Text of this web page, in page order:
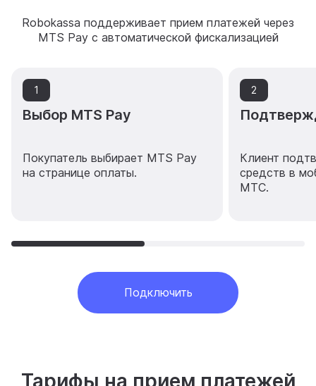
Robokassa поддерживает прием платежей через
MTS Pay с автоматической фискализацией
1
Выбор MTS Pay
Покупатель выбирает MTS Pay
на странице оплаты.
2
Клиент
средств в
МТС.
Подключить